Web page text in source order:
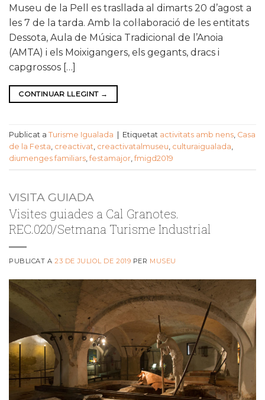
Museu de la Pell es trasllada al dimarts 20 d’agost a
les 7 de la tarda. Amb la col·laboració de les entitats
Dessota, Aula de Música Tradicional de l’Anoia
(AMTA) i els Moixigangers, els gegants, dracs i
capgrossos […]
CONTINUAR LLEGINT →
Publicat a Turisme Igualada Etiquetat activitats amb nens Casa
de la Festa creactivat creactivatalmuseu culturaigualada
diumenges familiars festamajor fmigd2019
VISITA GUIADA
Visites guiades a Cal Granotes.
REC.020/Setmana Turisme Industrial
PUBLICAT A23 DE JULIOL DE 2019 PER MUSEU